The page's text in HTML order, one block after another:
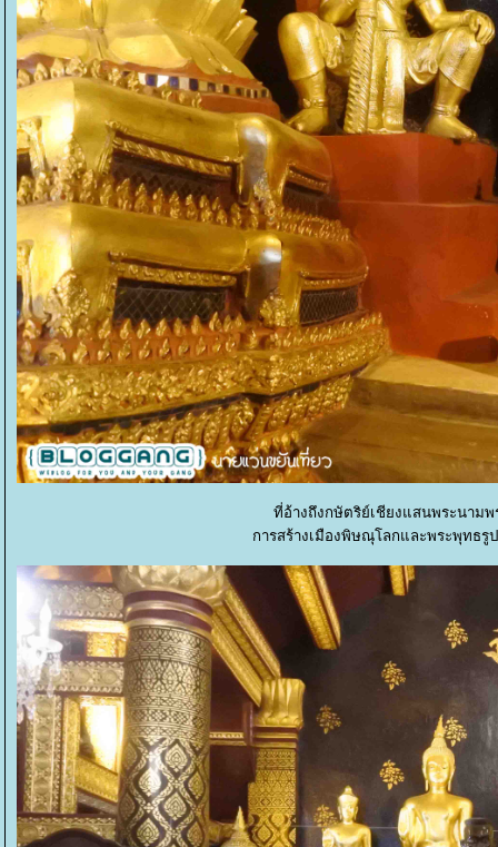
ที่อ้างถึงกษัตริย์เชียงแสนพระนามพ
การสร้างเมืองพิษณุโลกและพระพุทธ